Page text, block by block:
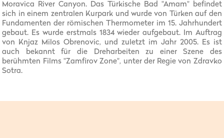
Moravica River Canyon. Das Türkische Bad "Amam" befindet
sich in einem zentralen Kurpark und wurde von Türken auf den
Fundamenten der römischen Thermometer im 15. Jahrhundert
gebaut. Es wurde erstmals 1834 wieder aufgebaut. Im Auftrag
von Knjaz Milos Obrenovic, und zuletzt im Jahr 2005. Es ist
auch bekannt für die Dreharbeiten zu einer Szene des
berühmten Films "Zamfirov Zone", unter der Regie von Zdravko
Sotra.